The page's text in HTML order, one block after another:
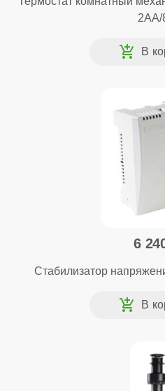
2AA/
6
Стабилизатор